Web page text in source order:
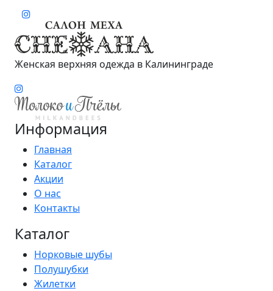
Женская верхняя одежда в Калининграде
Информация
Главная
Каталог
Акции
О нас
Контакты
Каталог
Норковые шубы
Полушубки
Жилетки